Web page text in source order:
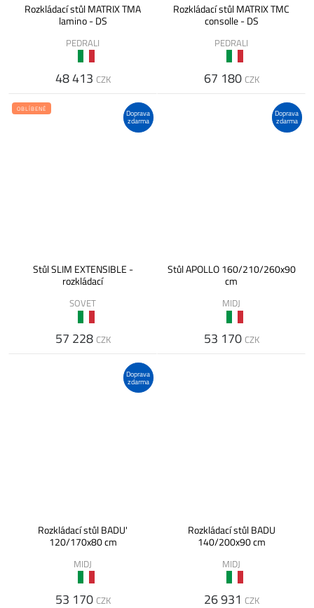
Rozkládací stůl MATRIX TMA
lamino - DS
PEDRALI
48 413 CZK
Rozkládací stůl MATRIX TMC
consolle - DS
PEDRALI
67 180 CZK
Doprava
zdarma
OBLÍBENÉ
Stůl SLIM EXTENSIBLE -
rozkládací
SOVET
57 228 CZK
Doprava
zdarma
Stůl APOLLO 160/210/260x90
cm
MIDJ
53 170 CZK
Doprava
zdarma
Rozkládací stůl BADU'
120/170x80 cm
MIDJ
53 170 CZK
Rozkládací stůl BADU
140/200x90 cm
MIDJ
26 931 CZK